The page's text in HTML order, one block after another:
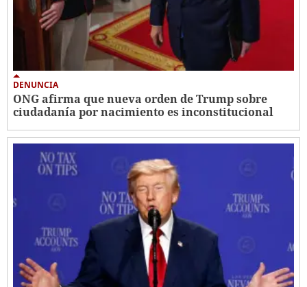
DENUNCIA
ONG afirma que nueva orden de Trump sobre
ciudadanía por nacimiento es inconstitucional